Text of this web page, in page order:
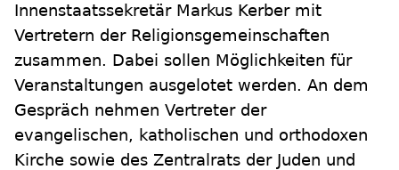
Innenstaatssekretär Markus Kerber mit
Vertretern der Religionsgemeinschaften
zusammen. Dabei sollen Möglichkeiten für
Veranstaltungen ausgelotet werden. An dem
Gespräch nehmen Vertreter der
evangelischen, katholischen und orthodoxen
Kirche sowie des Zentralrats der Juden und